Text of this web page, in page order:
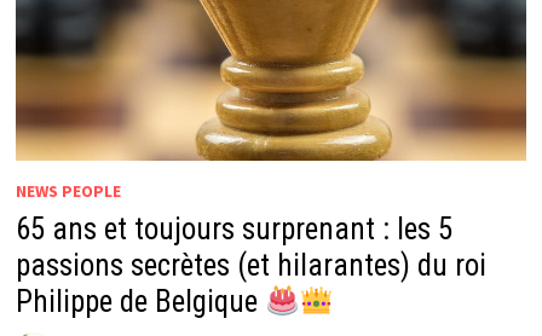
NEWS PEOPLE
65 ans et toujours surprenant : les 5
passions secrètes (et hilarantes) du roi
Philippe de Belgique